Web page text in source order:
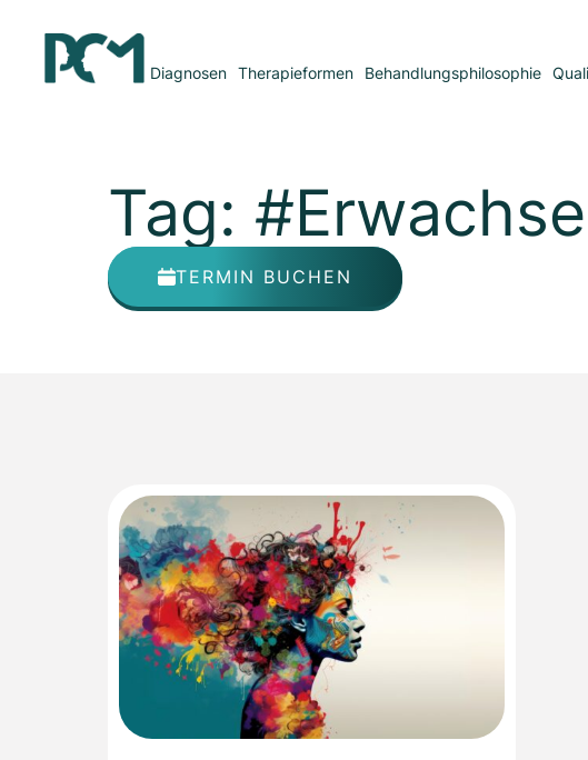
Diagnosen Therapieformen Behandlungsphilosophie
Tag:
TERMIN BUCHEN